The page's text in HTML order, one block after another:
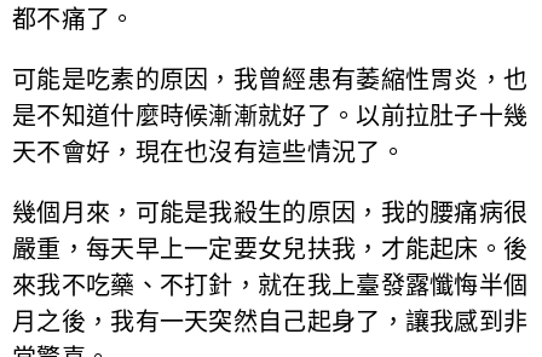
都不痛了。
可能是吃素的原因，我曾經患有萎縮性胃炎，也
是不知道什麼時候漸漸就好了。以前拉肚子十幾
天不會好，現在也沒有這些情況了。
幾個月來，可能是我殺生的原因，我的腰痛病很
嚴重，每天早上一定要女兒扶我，才能起床。後
來我不吃藥、不打針，就在我上臺發露懺悔半個
月之後，我有一天突然自己起身了，讓我感到非